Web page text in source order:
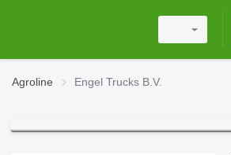
Agroline Engel Trucks B.V.